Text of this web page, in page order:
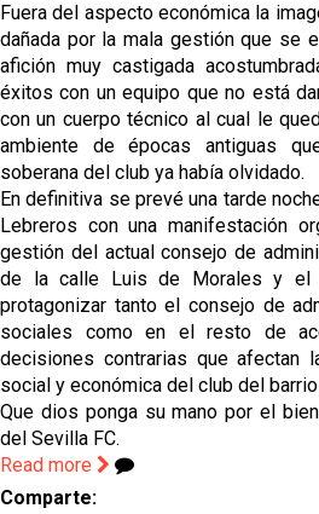
Fuera del aspecto económica la
dañada por la mala gestión que se
afición muy castigada
éxitos con un equipo que no está
con un cuerpo técnico al cual le
ambiente de épocas antiguas
soberana del club ya había olvidado.
En definitiva se prevé una tarde
Lebreros con una manifestación
gestión del actual consejo de
de la calle Luis de Morales y el
protagonizar tanto el consejo de
sociales como en el resto de
decisiones contrarias que afectan
social y económica del club del
Que dios ponga su mano por el
del Sevilla FC.
Read more
Comparte: